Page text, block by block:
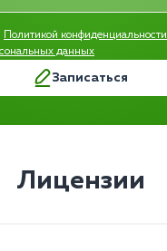
Политикой конфиденциальности
данных
Записаться
Лицензии